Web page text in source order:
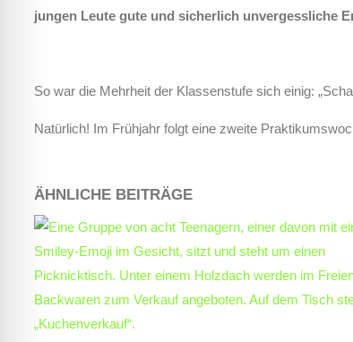
jungen Leute gute und sicherlich unvergessliche
So war die Mehrheit der Klassenstufe sich einig:
Natürlich! Im Frühjahr folgt eine zweite
ÄHNLICHE BEITRÄGE